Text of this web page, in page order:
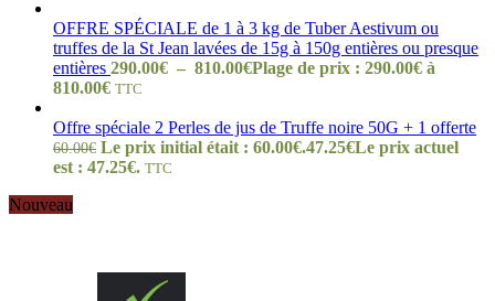
OFFRE SPÉCIALE de 1 à 3 kg de Tuber Aestivum ou
truffes de la St Jean lavées de 15g à 150g entières ou presque
entières 290.00€ – 810.00€Plage de prix : 290.00€ à
810.00€ TTC
Offre spéciale 2 Perles de jus de Truffe noire 50G + 1 offerte
60.00€ Le prix initial était : 60.00€.47.25€Le prix actuel
est : 47.25€. TTC
Nouveau